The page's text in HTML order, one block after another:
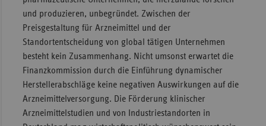
und produzieren, unbegründet. Zwischen der
Preisgestaltung für Arzneimittel und der
Standortentscheidung von global tätigen Unternehmen
besteht kein Zusammenhang. Nicht umsonst erwartet die
Finanzkommission durch die Einführung dynamischer
Herstellerabschläge keine negativen Auswirkungen auf die
Arzneimittelversorgung. Die Förderung klinischer
Arzneimittelstudien und von Industriestandorten in